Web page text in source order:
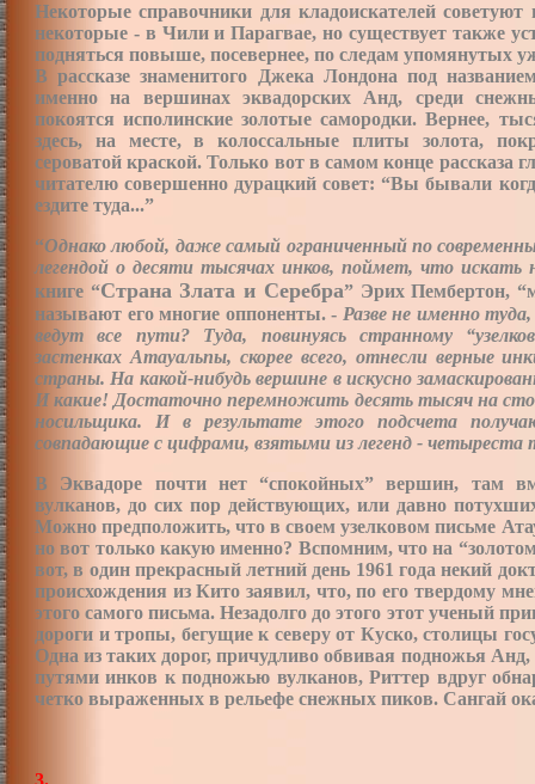
Некоторые справочники для кладоискателей
некоторые - в Чили и Парагвае, но существует также
подняться повыше, посевернее, по следам упомянутых
В рассказе знаменитого Джека Лондона под
именно на вершинах эквадорских Анд, среди
покоятся исполинские золотые самородки. Вернее,
здесь, на месте, в колоссальные плиты золота,
сероватой краской. Только вот в самом конце рассказа
читателю совершенно дурацкий совет: “Вы бывали
ездите туда...”
“Однако любой, даже самый ограниченный по
легендой о десяти тысячах инков, поймет, что искать
книге “Страна Злата и Серебра” Эрих Пембертон,
называют его многие оппоненты. - Разве не именно
ведут все пути? Туда, повинуясь странному
застенках Атауальпы, скорее всего, отнесли верные
страны. На какой-нибудь вершине в искусно
И какие! Достаточно перемножить десять тысяч на
носильщика. И в результате этого подсчета
совпадающие с цифрами, взятыми из легенд -
В Эквадоре почти нет “спокойных” вершин, там
вулканов, до сих пор действующих, или давно
Можно предположить, что в своем узелковом письме
но вот только какую именно? Вспомним, что на
вот, в один прекрасный летний день 1961 года некий
происхождения из Кито заявил, что, по его твердому
этого самого письма. Незадолго до этого этот ученый
дороги и тропы, бегущие к северу от Куско, столицы
Одна из таких дорог, причудливо обвивая подножья
путями инков к подножью вулканов, Риттер вдруг
четко выраженных в рельефе снежных пиков. Сангай
3.